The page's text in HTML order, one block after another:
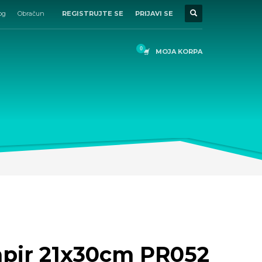
Obračun REGISTRUJTE SE PRIJAVI SE
MOJA KORPA
21x30cm PR052